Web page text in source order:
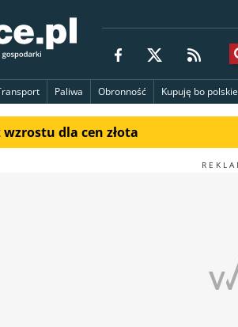
Paliwa Obronność Kupuję bo polskie
wzrostu dla cen złota